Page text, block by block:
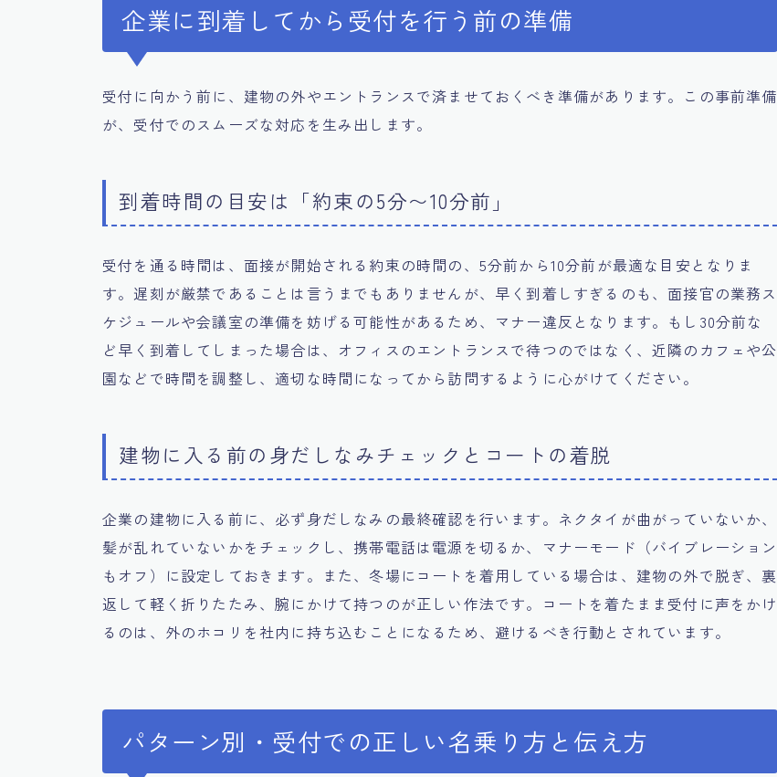
企業に到着してから受付を行う前の準備
受付に向かう前に、建物の外やエントランスで済ませておくべき準備があります。この事前準備
が、受付でのスムーズな対応を生み出します。
到着時間の目安は「約束の5分〜10分前」
受付を通る時間は、面接が開始される約束の時間の、5分前から10分前が最適な目安となりま
す。遅刻が厳禁であることは言うまでもありませんが、早く到着しすぎるのも、面接官の業務ス
ケジュールや会議室の準備を妨げる可能性があるため、マナー違反となります。もし30分前な
ど早く到着してしまった場合は、オフィスのエントランスで待つのではなく、近隣のカフェや公
園などで時間を調整し、適切な時間になってから訪問するように心がけてください。
建物に入る前の身だしなみチェックとコートの着脱
企業の建物に入る前に、必ず身だしなみの最終確認を行います。ネクタイが曲がっていないか、
髪が乱れていないかをチェックし、携帯電話は電源を切るか、マナーモード（バイブレーション
もオフ）に設定しておきます。また、冬場にコートを着用している場合は、建物の外で脱ぎ、裏
返して軽く折りたたみ、腕にかけて持つのが正しい作法です。コートを着たまま受付に声をかけ
るのは、外のホコリを社内に持ち込むことになるため、避けるべき行動とされています。
パターン別・受付での正しい名乗り方と伝え方